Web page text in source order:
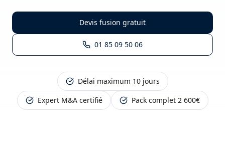
Devis fusion gratuit
01 85 09 50 06
Délai maximum 10 jours
Expert M&A certifié
Pack complet 2 600€